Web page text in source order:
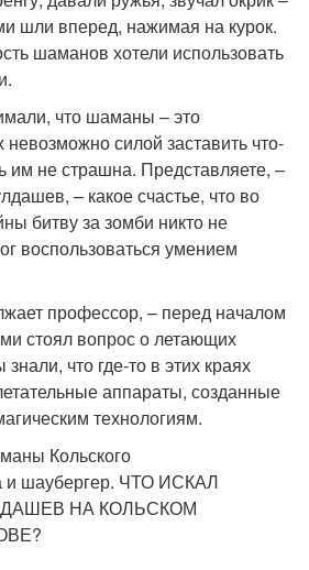
шли вперед, нажимая на курок.
шаманов хотели использовать
что шаманы – это
силой заставить что-
им не страшна. Представляете, –
– какое счастье, что во
битву за зомби никто не
воспользоваться умением
профессор, – перед началом
стоял вопрос о летающих
что где-то в этих краях
аппараты, созданные
технологиям.